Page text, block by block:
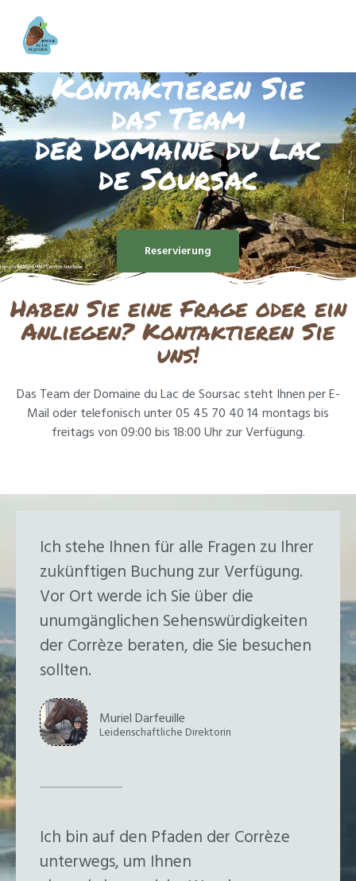
Kontaktieren Sie
das Team
der Domaine du Lac
de Soursac
Reservierung
Haben Sie eine Frage oder ein
Anliegen? Kontaktieren Sie
uns!
Das Team der Domaine du Lac de Soursac steht Ihnen per E-
Mail oder telefonisch unter 05 45 70 40 14 montags bis
freitags von 09:00 bis 18:00 Uhr zur Verfügung.
Ich stehe Ihnen für alle Fragen zu Ihrer
zukünftigen Buchung zur Verfügung.
Vor Ort werde ich Sie über die
unumgänglichen Sehenswürdigkeiten
der Corrèze beraten, die Sie besuchen
sollten.
Muriel Darfeuille
Leidenschaftliche Direktorin
Ich bin auf den Pfaden der Corrèze
unterwegs, um Ihnen